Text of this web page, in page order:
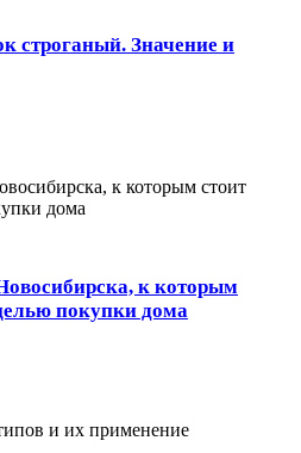
строганый. Значение и
к которым
покупки дома